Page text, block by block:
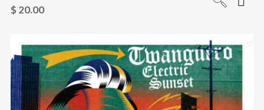
$20.00